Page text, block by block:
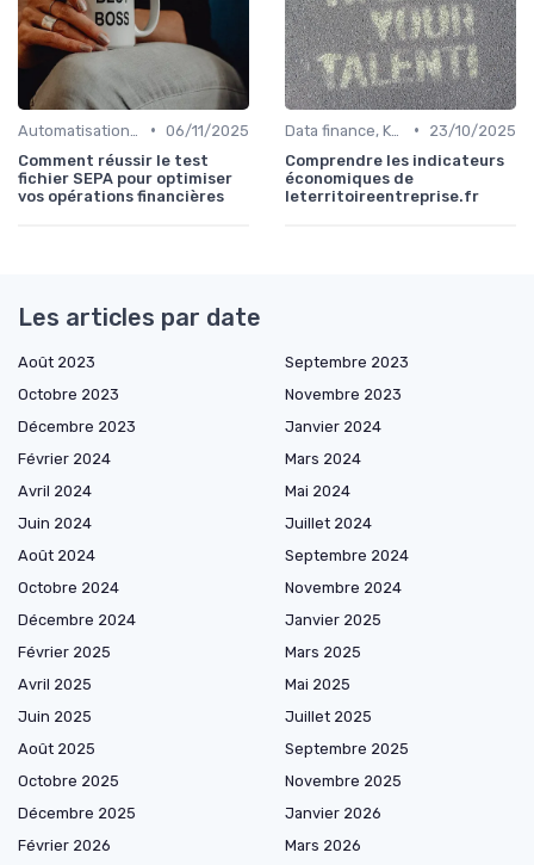
• 06/11/2025
Comment réussir le test
fichier SEPA pour optimiser
vos opérations financières
•
23/10/2025
Comprendre les indicateurs
économiques de
leterritoireentreprise.fr
Les articles par date
Août 2023
Septembre 2023
Octobre 2023
Novembre 2023
Décembre 2023
Janvier 2024
Février 2024
Mars 2024
Avril 2024
Mai 2024
Juin 2024
Juillet 2024
Août 2024
Septembre 2024
Octobre 2024
Novembre 2024
Décembre 2024
Janvier 2025
Février 2025
Mars 2025
Avril 2025
Mai 2025
Juin 2025
Juillet 2025
Août 2025
Septembre 2025
Octobre 2025
Novembre 2025
Décembre 2025
Janvier 2026
Février 2026
Mars 2026